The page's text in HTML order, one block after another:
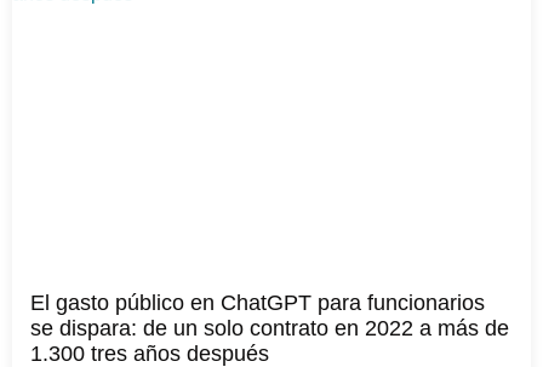
El gasto público en ChatGPT para funcionarios
se dispara: de un solo contrato en 2022 a más de
1.300 tres años después